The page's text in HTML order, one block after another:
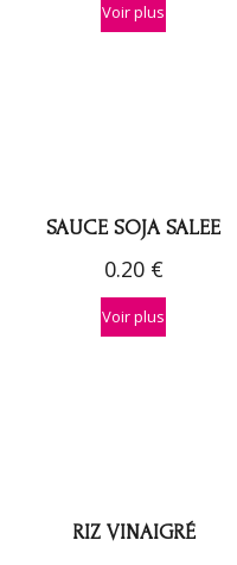
Voir plus
SAUCE SOJA SALEE
0.20 €
Voir plus
RIZ VINAIGRÉ